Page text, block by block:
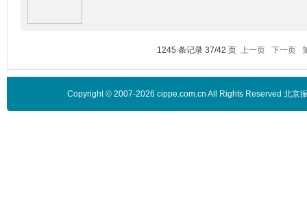
1245 条记录 37/42 页 上一页 下一页
Copyright © 2007-2026 cippe.com.cn All Rights Reserved 北